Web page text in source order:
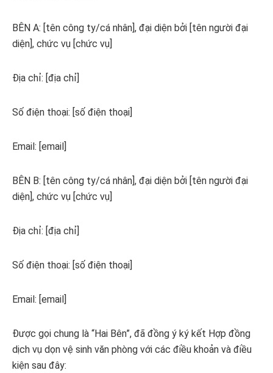
BÊN A: [tên công ty/cá nhân], đại diện bởi [tên người đại
diện], chức vụ [chức vụ]
Địa chỉ: [địa chỉ]
Số điện thoại: [số điện thoại]
Email: [email]
BÊN B: [tên công ty/cá nhân], đại diện bởi [tên người đại
diện], chức vụ [chức vụ]
Địa chỉ: [địa chỉ]
Số điện thoại: [số điện thoại]
Email: [email]
Được gọi chung là “Hai Bên”, đã đồng ý ký kết Hợp đồng
dịch vụ dọn vệ sinh văn phòng với các điều khoản và điều
kiện sau đây: